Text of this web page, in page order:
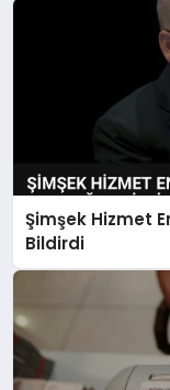
Şimşek Hizmet
Bildirdi